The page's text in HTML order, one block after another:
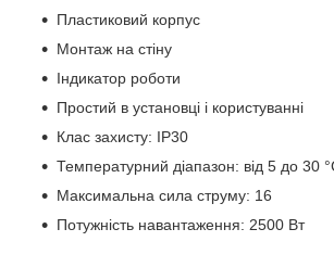
Пластиковий корпус
Монтаж на стіну
Індикатор роботи
Простий в установці і користуванні
Клас захисту: IP30
Температурний діапазон: від 5 до 30
Максимальна сила струму: 16
Потужність навантаження: 2500 Вт